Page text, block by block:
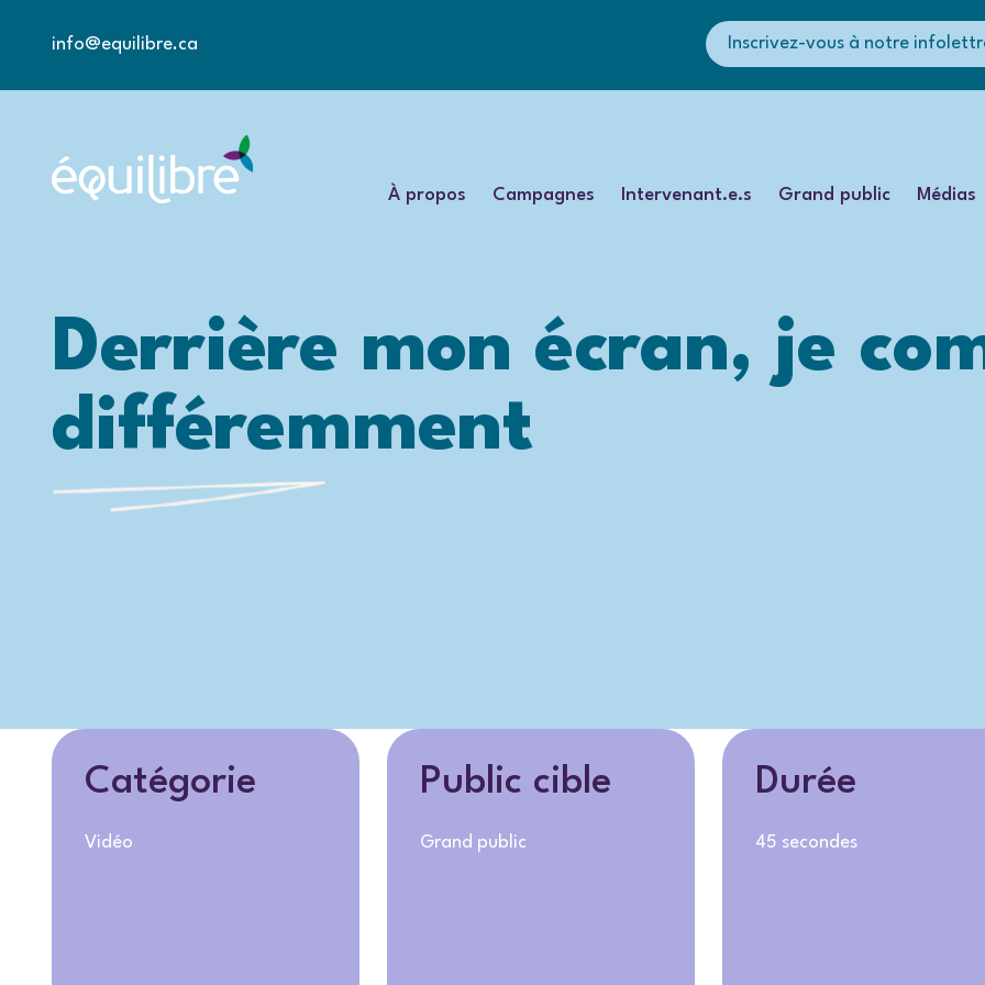
info@equilibre.ca Inscrivez-vous à notre
À propos Campagnes Intervenant.e.s Grand public Médias
Derrière mon écran, je
différemment
Catégorie
Vidéo
Public cible
Grand public
Durée
45 secondes